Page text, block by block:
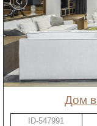
дом
ID-547991